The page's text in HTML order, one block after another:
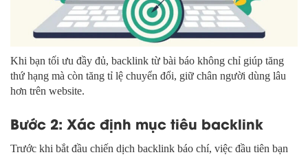
Khi bạn tối ưu đầy đủ, backlink từ bài báo không chỉ giúp tăng
thứ hạng mà còn tăng tỉ lệ chuyển đổi, giữ chân người dùng lâu
hơn trên website.
Bước 2: Xác định mục tiêu backlink
Trước khi bắt đầu chiến dịch backlink báo chí, việc đầu tiên bạn